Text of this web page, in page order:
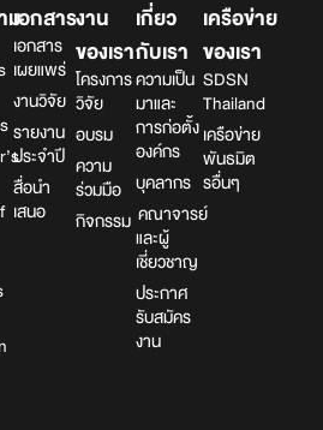
มเอกสาร
เอกสาร
เผยแพร่
งานวิจัย
รายงาน
ประจำปี
สื่อนำ
เสนอ
งาน
ของเรา
โครงการ
วิจัย
อบรม
ความ
ร่วมมือ
กิจกรรม
เกี่ยว
กับเรา
ความเป็น
มาและ
การก่อตั้ง
องค์กร
บุคลากร
คณาจารย์
และผู้
เชี่ยวชาญ
ประกาศ
รับสมัคร
งาน
เครือข่าย
ของเรา
SDSN
Thailand
เครือข่าย
พันธมิต
รอื่นๆ